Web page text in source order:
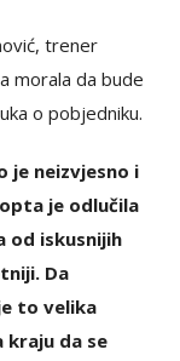
trener
morala da bude
o pobjedniku.
je neizvjesno i
je odlučila
od iskusnijih
Da
to velika
da se